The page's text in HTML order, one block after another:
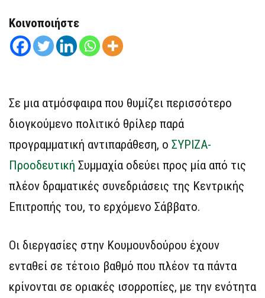
Κοινοποιήστε
Σε μια ατμόσφαιρα που θυμίζει περισσότερο
διογκούμενο πολιτικό θρίλερ παρά
προγραμματική αντιπαράθεση, ο ΣΥΡΙΖΑ-
Προοδευτική Συμμαχία οδεύει προς μία από τις
πλέον δραματικές συνεδριάσεις της Κεντρικής
Επιτροπής του, το ερχόμενο Σάββατο.
Οι διεργασίες στην Κουμουνδούρου έχουν
ενταθεί σε τέτοιο βαθμό που πλέον τα πάντα
κρίνονται σε οριακές ισορροπίες, με την ενότητα